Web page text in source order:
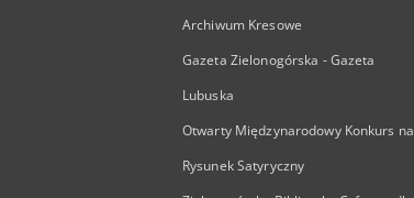
Archiwum Kresowe
Gazeta Zielonogórska - Gazeta
Lubuska
Otwarty Międzynarodowy Konkurs na
Rysunek Satyryczny